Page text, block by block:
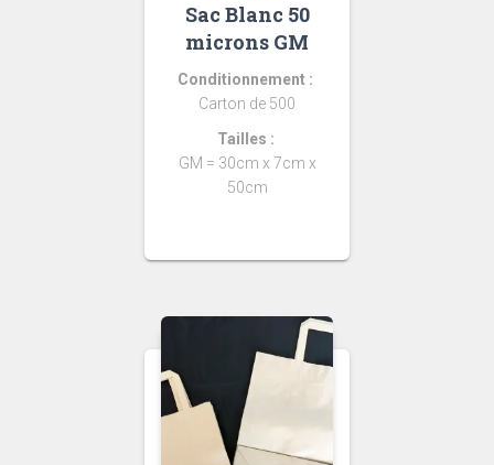
Sac Blanc 50
microns GM
Conditionnement :
Carton de 500
Tailles :
GM = 30cm x 7cm x
50cm